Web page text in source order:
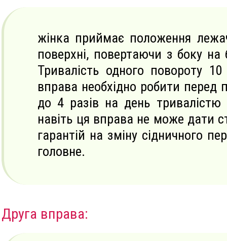
жінка приймає положення
поверхні, повертаючи з боку на
Тривалість одного повороту
вправа необхідно робити перед
до 4 разів на день
навіть ця вправа не може дати
гарантій на зміну сідничного
головне.
Друга вправа: